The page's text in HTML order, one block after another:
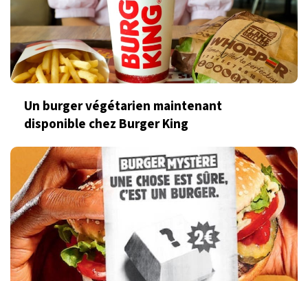
Un burger végétarien maintenant
disponible chez Burger King